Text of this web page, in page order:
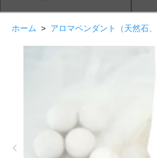
ホーム > アロマペンダント（天然石